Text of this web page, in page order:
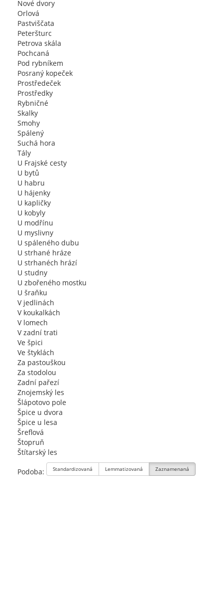
Nové dvory
Orlová
Pastviščata
Peteršturc
Petrova skála
Pochcaná
Pod rybníkem
Posraný kopeček
Prostředeček
Prostředky
Rybničné
Skalky
Smohy
Spálený
Suchá hora
Tály
U Frajské cesty
U bytů
U habru
U hájenky
U kapličky
U kobyly
U modřínu
U myslivny
U spáleného dubu
U strhané hráze
U strhanéch hrází
U studny
U zbořeného mostku
U šraňku
V jedlinách
V koukalkách
V lomech
V zadní trati
Ve špici
Ve štyklách
Za pastouškou
Za stodolou
Zadní pařezí
Znojemský les
Šlápotovo pole
Špice u dvora
Špice u lesa
Šreflová
Štopruň
Štítarský les
Podoba: Standardizovaná Lemmatizovaná Zaznamenaná